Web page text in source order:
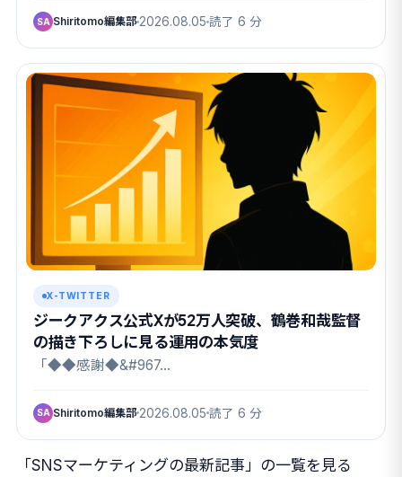
SA Shiritomo編集部 2026.08.05 読了 6 分
X-TWITTER
ジークアクス公式Xが52万人突破、鶴巻和哉監督
の描き下ろしに見る運用の本気度
「◆◆感謝◆&#967…
SA Shiritomo編集部 2026.08.05 読了 6 分
「SNSマーケティングの最新記事」の一覧を見る